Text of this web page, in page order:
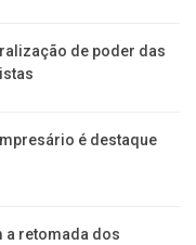
de poder das
é destaque
a retomada dos